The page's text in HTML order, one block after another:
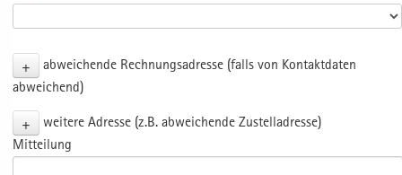
+
abweichende Rechnungsadresse (falls von Kontaktdaten
abweichend)
+
weitere Adresse (z.B. abweichende Zustelladresse)
Mitteilung